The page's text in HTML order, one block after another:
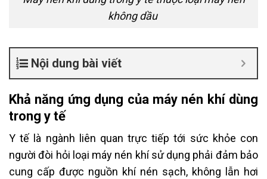
không dầu
Nội dung bài viết
Khả năng ứng dụng của máy nén khí dùng
trong y tế
Y tế là ngành liên quan trực tiếp tới sức khỏe con
người đòi hỏi loại máy nén khí sử dụng phải đảm bảo
cung cấp được nguồn khí nén sạch, không lẫn hơi